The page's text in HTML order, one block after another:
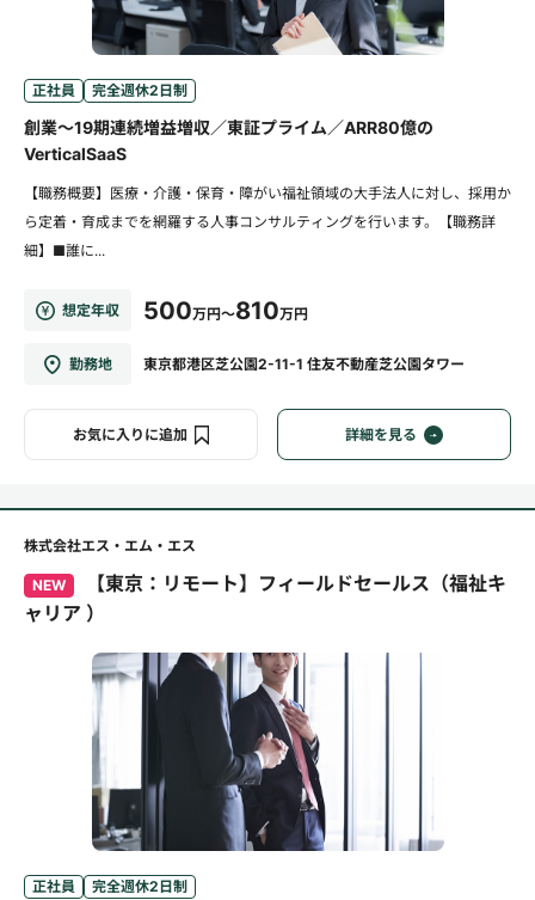
正社員 完全週休2日制
創業～19期連続増益増収／東証プライム／ARR80億の
VerticalSaaS
【職務概要】医療・介護・保育・障がい福祉領域の大手法人に対し、採用か
ら定着・育成までを網羅する人事コンサルティングを行います。【職務詳
細】■誰に...
想定年収 500万円～810万円
勤務地 東京都港区芝公園2-11-1 住友不動産芝公園タワー
お気に入りに追加 詳細を見る
株式会社エス・エム・エス
NEW
【東京：リモート】フィールドセールス（福祉キ
ャリア ）
正社員 完全週休2日制